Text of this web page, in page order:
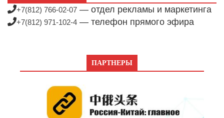
+7(812) 766-02-07 — отдел рекламы и маркетинга
+7(812) 971-102-4 — телефон прямого эфира
ПАРТНЕРЫ